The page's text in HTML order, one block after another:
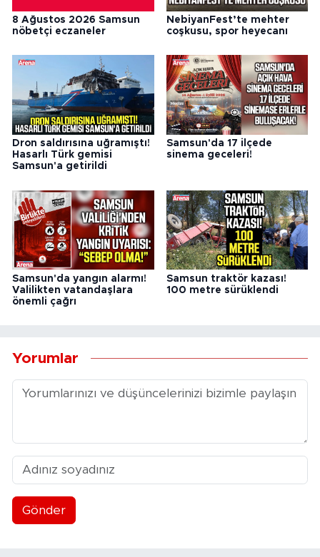
8 Ağustos 2026 Samsun
nöbetçi eczaneler
NebiyanFest’te mehter
coşkusu, spor heyecanı
Dron saldırısına uğramıştı!
Hasarlı Türk gemisi
Samsun'a getirildi
Samsun'da 17 ilçede
sinema geceleri!
Samsun'da yangın alarmı!
Valilikten vatandaşlara
önemli çağrı
Samsun traktör kazası!
100 metre sürüklendi
Yorumlar
Gönder